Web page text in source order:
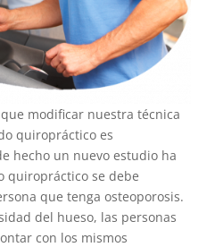
modificar nuestra técnica
quiropráctico es
hecho un nuevo estudio ha
quiropráctico se debe
que tenga osteoporosis.
del hueso, las personas
con los mismos